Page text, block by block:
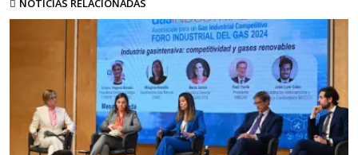
NOTICIAS RELACIONADAS